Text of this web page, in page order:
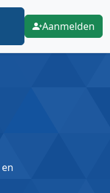
Aanmelden